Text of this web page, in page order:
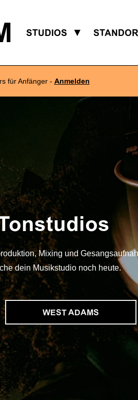
STUDIOS ▼
für Anfänger - Anmelden
Mixing und
dein Musikstudio noch heute.
WEST ADAMS